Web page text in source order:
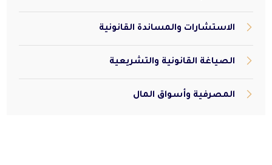
الاستشارات والمساندة القانونية
الصياغة القانونية والتشريعية
المصرفية وأسواق المال